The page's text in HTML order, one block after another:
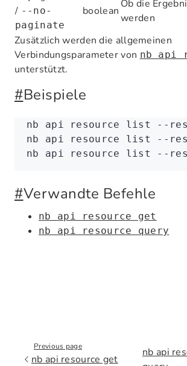
/ --no-
paginate
boolean
Ob die
werden
Zusätzlich werden die allgemeinen
Verbindungsparameter von nb api
unterstützt.
#Beispiele
nb api resource list --
nb api resource list --
nb api resource list --
#Verwandte Befehle
nb api resource get
nb api resource query
Previous page
nb api resource get
nb api